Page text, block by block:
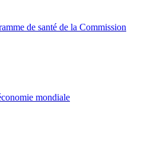
de santé de la Commission
mondiale